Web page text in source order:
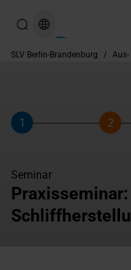
SLV Berlin-Brandenburg / Aus-
Schritt
1 2
Seminar